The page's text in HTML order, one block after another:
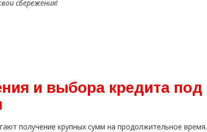
сбережения!
и выбора кредита под
получение крупных сумм на продолжительное время.